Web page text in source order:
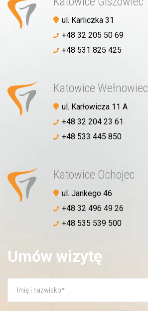
ul. Karliczka 31
+48 32 205 50 69
+48 531 825 425
Katowice Wełnowiec
ul. Karłowicza 11 A
+48 32 204 23 61
+48 533 445 850
Katowice Ochojec
ul. Jankego 46
+48 32 496 49 26
+48 535 539 500
Umów wizytę